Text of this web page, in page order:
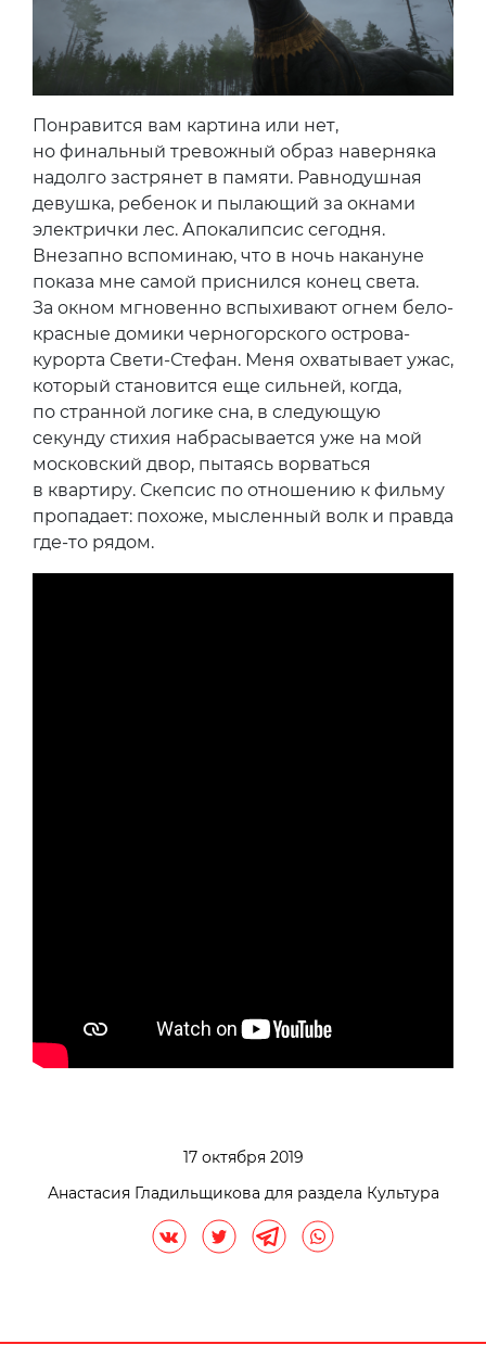
Понравится вам картина или нет,
но финальный тревожный образ наверняка
надолго застрянет в памяти. Равнодушная
девушка, ребенок и пылающий за окнами
электрички лес. Апокалипсис сегодня.
Внезапно вспоминаю, что в ночь накануне
показа мне самой приснился конец света.
За окном мгновенно вспыхивают огнем бело-
красные домики черногорского острова-
курорта Свети-Стефан. Меня охватывает ужас,
который становится еще сильней, когда,
по странной логике сна, в следующую
секунду стихия набрасывается уже на мой
московский двор, пытаясь ворваться
в квартиру. Скепсис по отношению к фильму
пропадает: похоже, мысленный волк и правда
где-то рядом.
17 октября 2019
Анастасия Гладильщикова для раздела Культура